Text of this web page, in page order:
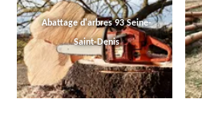
Abattage d'arbres 93 Seine-
Saint-Denis